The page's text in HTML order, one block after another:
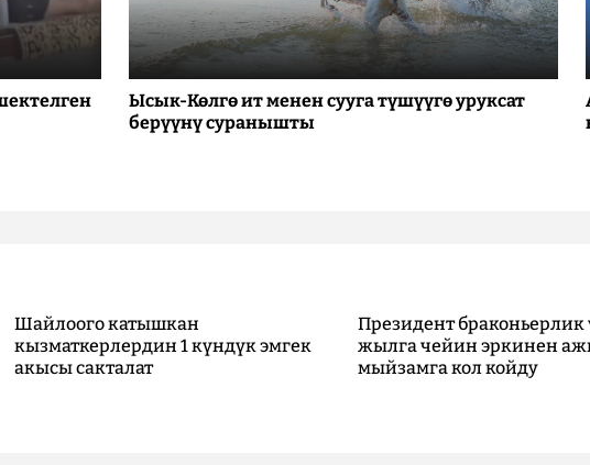
Ысык-Көлгө ит менен сууга түшүүгө уруксат
берүүнү суранышты
Шайлоого катышкан
кызматкерлердин 1 күндүк эмгек
акысы сакталат
Президент браконьерлик
жылга чейин эркинен
мыйзамга кол койду